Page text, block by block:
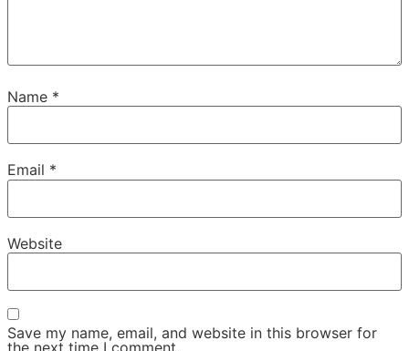
Name *
Email *
Website
Save my name, email, and website in this browser for